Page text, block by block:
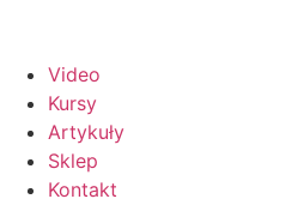
treściVideo
Kursy
Artykuły
Sklep
Kontakt